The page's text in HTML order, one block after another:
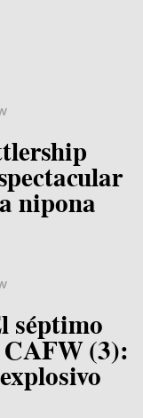
nipona
séptimo
CAFW (3):